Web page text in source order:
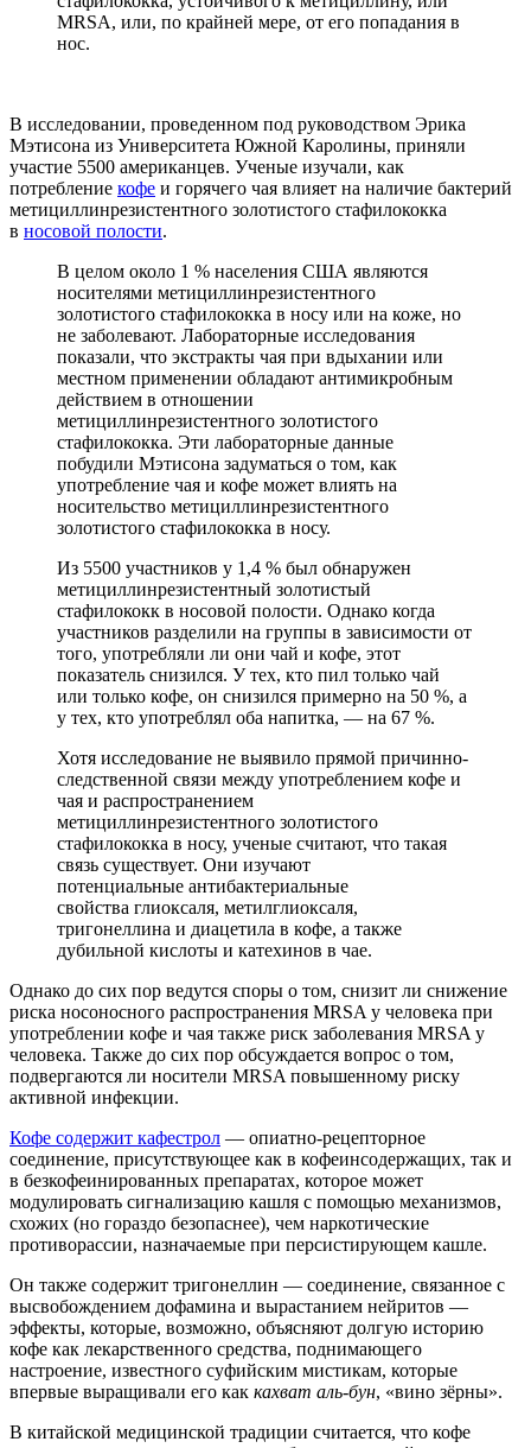
MRSA, или, по крайней мере, от его попадания в
нос.
В исследовании, проведенном под руководством Эрика
Мэтисона из Университета Южной Каролины, приняли
участие 5500 американцев. Ученые изучали, как
потребление кофе и горячего чая влияет на наличие бактерий
метициллинрезистентного золотистого стафилококка
в носовой полости.
В целом около 1 % населения США являются
носителями метициллинрезистентного
золотистого стафилококка в носу или на коже, но
не заболевают. Лабораторные исследования
показали, что экстракты чая при вдыхании или
местном применении обладают антимикробным
действием в отношении
метициллинрезистентного золотистого
стафилококка. Эти лабораторные данные
побудили Мэтисона задуматься о том, как
употребление чая и кофе может влиять на
носительство метициллинрезистентного
золотистого стафилококка в носу.
Из 5500 участников у 1,4 % был обнаружен
метициллинрезистентный золотистый
стафилококк в носовой полости. Однако когда
участников разделили на группы в зависимости от
того, употребляли ли они чай и кофе, этот
показатель снизился. У тех, кто пил только чай
или только кофе, он снизился примерно на 50 %, а
у тех, кто употреблял оба напитка, — на 67 %.
Хотя исследование не выявило прямой причинно-
следственной связи между употреблением кофе и
чая и распространением
метициллинрезистентного золотистого
стафилококка в носу, ученые считают, что такая
связь существует. Они изучают
потенциальные антибактериальные
свойства глиоксаля, метилглиоксаля,
тригонеллина и диацетила в кофе, а также
дубильной кислоты и катехинов в чае.
Однако до сих пор ведутся споры о том, снизит ли снижение
риска носоносного распространения MRSA у человека при
употреблении кофе и чая также риск заболевания MRSA у
человека. Также до сих пор обсуждается вопрос о том,
подвергаются ли носители MRSA повышенному риску
активной инфекции.
Кофе содержит кафестрол — опиатно-рецепторное
соединение, присутствующее как в кофеинсодержащих, так и
в безкофеинированных препаратах, которое может
модулировать сигнализацию кашля с помощью механизмов,
схожих (но гораздо безопаснее), чем наркотические
противорассии, назначаемые при персистирующем кашле.
Он также содержит тригонеллин — соединение, связанное с
высвобождением дофамина и вырастанием нейритов —
эффекты, которые, возможно, объясняют долгую историю
кофе как лекарственного средства, поднимающего
настроение, известного суфийским мистикам, которые
впервые выращивали его как кахват аль-бун, «вино зёрны».
В китайской медицинской традиции считается, что кофе